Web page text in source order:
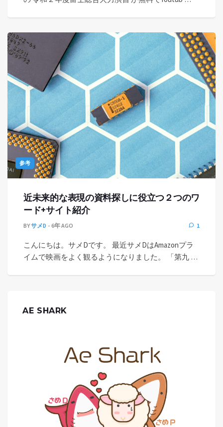
参考
近未来的な表現の資料探しに役立つ２つのワ
ード+サイト紹介
BYサメD 6年 AGO 1
こんにちは。サメDです。 最近サメDはAmazonプラ
イムで映画をよく観るようになりました。 「第九 …
AE SHARK